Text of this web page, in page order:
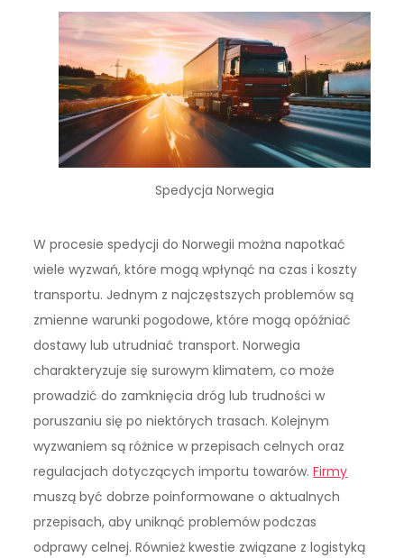
Spedycja Norwegia
W procesie spedycji do Norwegii można napotkać
wiele wyzwań, które mogą wpłynąć na czas i koszty
transportu. Jednym z najczęstszych problemów są
zmienne warunki pogodowe, które mogą opóźniać
dostawy lub utrudniać transport. Norwegia
charakteryzuje się surowym klimatem, co może
prowadzić do zamknięcia dróg lub trudności w
poruszaniu się po niektórych trasach. Kolejnym
wyzwaniem są różnice w przepisach celnych oraz
regulacjach dotyczących importu towarów.Firmy
muszą być dobrze poinformowane o aktualnych
przepisach, aby uniknąć problemów podczas
odprawy celnej. Również kwestie związane z logistyką